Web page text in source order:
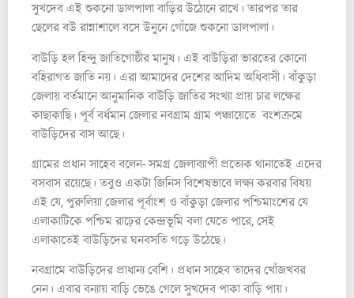
সুখদেব এই শুকনো ডালপালা বাড়ির উঠোনে রাখে। তারপর তার
ছেলের বউ রান্নাশালে বসে উনুনে গোঁজে শুকনো ডালপালা।
বাউড়ি হল হিন্দু জাতিগোষ্ঠীর মানুষ। এই বাউড়িরা ভারতের কোনো
বহিরাগত জাতি নয়। এরা আমাদের দেশের আদিম অধিবাসী। বাঁকুড়া
জেলায় বর্তমানে আনুমানিক বাউড়ি জাতির সংখ্যা প্রায় চার লক্ষের
কাছাকাছি। পূর্ব বর্ধমান জেলার নবগ্রাম গ্রাম পঞ্চায়েতে বংশক্রমে
বাউড়িদের বাস আছে।
গ্রামের প্রধান সাহেব বলেন- সমগ্র জেলাব্যাপী প্রত্যেক থানাতেই এদের
বসবাস রয়েছে। তবুও একটা জিনিস বিশেষভাবে লক্ষ্য করবার বিষয়
এই যে, পুরুলিয়া জেলার পূর্বাংশ ও বাঁকুড়া জেলার পশ্চিমাংশের যে
এলাকাটিকে পশ্চিম রাঢ়ের কেন্দ্রভূমি বলা যেতে পারে, সেই
এলাকাতেই বাউড়িদের ঘনবসতি গড়ে উঠেছে।
নবগ্রামে বাউড়িদের প্রাধান্য বেশি। প্রধান সাহেব তাদের খোঁজখবর
নেন। এবার বন্যায় বাড়ি ভেঙে গেলে সুখদেব পাকা বাড়ি পায়।